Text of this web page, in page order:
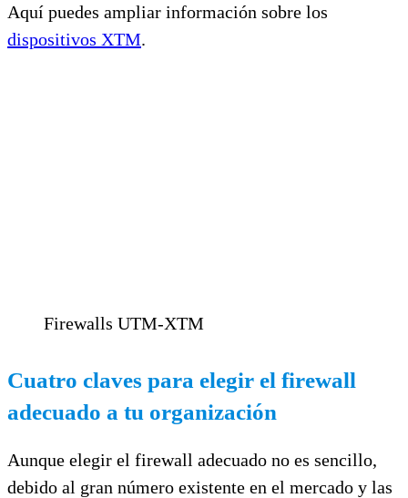
Aquí puedes ampliar información sobre los
dispositivos XTM.
Firewalls UTM-XTM
Cuatro claves para elegir el firewall
adecuado a tu organización
Aunque elegir el firewall adecuado no es sencillo,
debido al gran número existente en el mercado y las